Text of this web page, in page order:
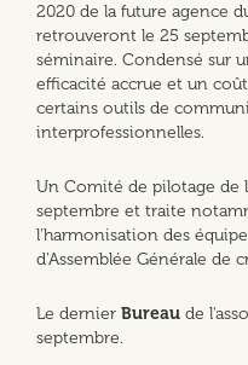
2020 de la future agence
retrouveront le 25
séminaire. Condensé sur
efficacité accrue et un
certains outils de
interprofessionnelles.
Un Comité de pilotage de
septembre et traite
l'harmonisation des
d'Assemblée Générale de
Le dernier Bureau de
septembre.